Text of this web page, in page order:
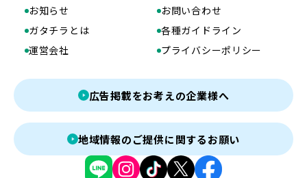
お知らせ
お問い合わせ
ガタチラとは
各種ガイドライン
運営会社
プライバシーポリシー
広告掲載をお考えの企業様へ
地域情報のご提供に関するお願い